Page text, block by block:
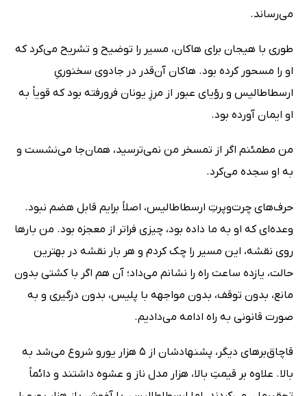
می‌رساند.
طوری با هیجان برای هاکان، مسیر را توضیح و تشریح می‌کرد که
او را مسحور کرده بود. هاکان آن‌قدر در جادوی سخنوریِ
ارسطاطالیس و رؤیای عبور از مرزِ یونان فرورفته بود که قویاً به
او ایمان آورده بود.
من مطمئنم اگر از تمسخر من نمی‌ترسید، همان‌جا می‌نشست و
به او سجده می‌کرد.
حرف‌های چرت‌وپرتِ ارسطاطالیس، اصلاً برایم قابل هضم نبود.
وعده‌ای که او به ما داده بود، چیزی فراتر از معجزه بود. من بارها
روی نقشه، این مسیر را چک کردم و هر بار نقشه در بهترین
حالت، یازده ساعت راه را نشانم می‌داد؛ آن هم اگر با کشتی بدون
مانع، بدون توقف، بدون مواجهه با پلیس، بدون درگیری و به
صورت قانونی به راه ادامه می‌دادیم.
قاچاق‌برهای دیگر، پشنهادشان از 5 هزار یورو شروع می‌شد به
بالا. علاوه بر قیمتِ بالا، هزار مدل ناز و عشوه داشتند و دائماً